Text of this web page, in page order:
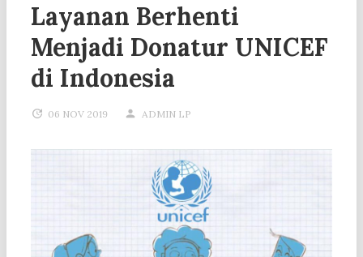
Layanan Berhenti
Menjadi Donatur UNICEF
di Indonesia
06 NOV 2019 ADMIN LP